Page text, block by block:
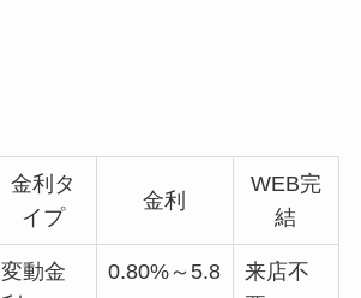
金利タ
イプ
金利
WEB完
結
変動金
0.80%～5.8
来店不